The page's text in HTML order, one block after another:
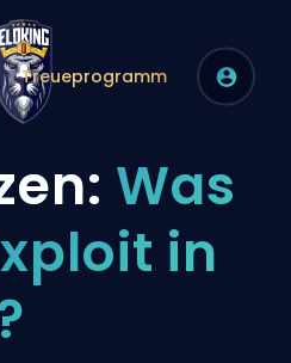
Treueprogramm
Was
in